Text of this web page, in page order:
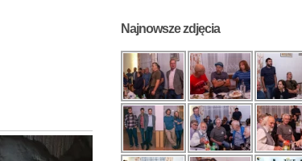
Najnowsze zdjęcia